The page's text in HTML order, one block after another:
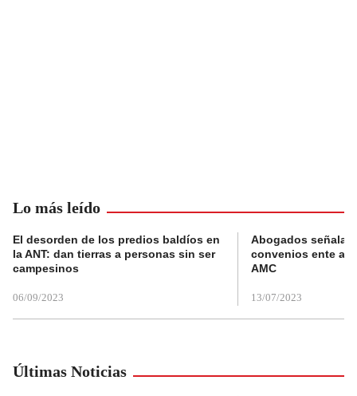
Lo más leído
El desorden de los predios baldíos en
la ANT: dan tierras a personas sin ser
campesinos
06/09/2023
Abogados
convenios ente
AMC
13/07/2023
Últimas Noticias